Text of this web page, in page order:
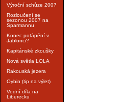
Výroční schůze 2007
Rozloučení se
sezonou 2007 na
Sparmannu
Konec potápění v
Jablonci?
Kapitánské zkoušky
Nová světla LOLA
Rakouská jezera
Oybin (tip na výlet)
Vodní díla na
Liberecku